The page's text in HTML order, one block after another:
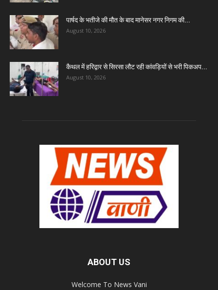
पार्षद के भतीजे की मौत के बाद मानेसर नगर निगम की...
August 10, 2026
कैथल में हरिद्वार से सिरसा लौट रही कांवड़ियों से भरी पिकअप...
August 10, 2026
ABOUT US
Welcome To News Vani